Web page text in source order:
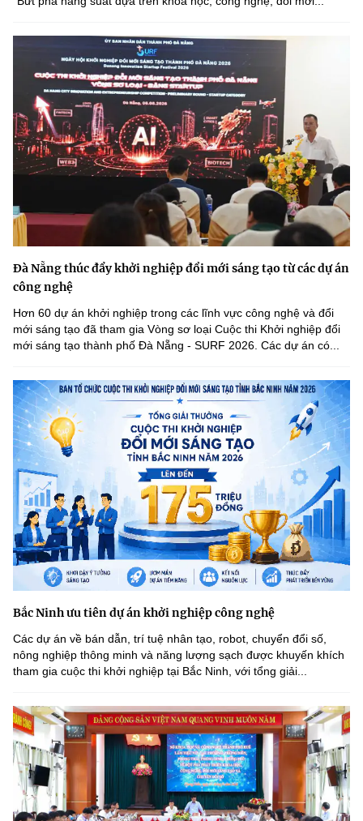
Đà Nẵng thúc đẩy khởi nghiệp đổi mới sáng tạo từ các dự án
công nghệ
Hơn 60 dự án khởi nghiệp trong các lĩnh vực công nghệ và đổi
mới sáng tạo đã tham gia Vòng sơ loại Cuộc thi Khởi nghiệp đổi
mới sáng tạo thành phố Đà Nẵng - SURF 2026. Các dự án có...
Bắc Ninh ưu tiên dự án khởi nghiệp công nghệ
Các dự án về bán dẫn, trí tuệ nhân tạo, robot, chuyển đổi số,
nông nghiệp thông minh và năng lượng sạch được khuyến khích
tham gia cuộc thi khởi nghiệp tại Bắc Ninh, với tổng giải...